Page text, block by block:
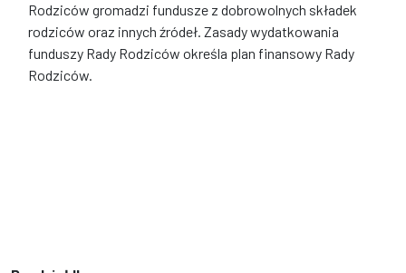
Rodziców gromadzi fundusze z dobrowolnych składek
rodziców oraz innych źródeł. Zasady wydatkowania
funduszy Rady Rodziców określa plan finansowy Rady
Rodziców.